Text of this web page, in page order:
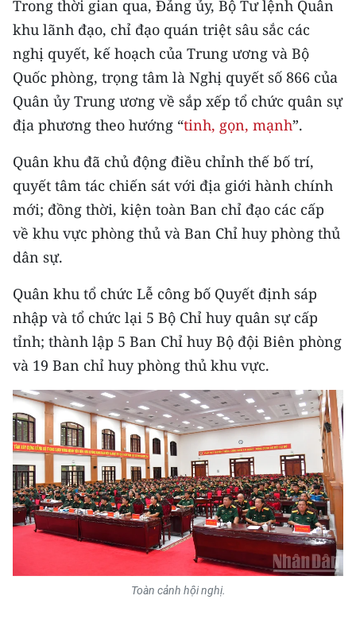
KIỂM CHỨNG THÔNG TIN
TRI THỨC CHUYÊN SÂU
54 DÂN TỘC VIỆT NAM
MỘT SẢN PHẨM
RADIO
MEDIA CENTER
E-Magazine
Video
Media Chính trị
Media Kinh tế
Media Văn hóa
Media Xã hội
Media Pháp luật
Media Du lịch
Trong thời gian qua, Đảng ủy, Bộ Tư lệnh Quân
khu lãnh đạo, chỉ đạo quán triệt sâu sắc các
nghị quyết, kế hoạch của Trung ương và Bộ
Quốc phòng, trọng tâm là Nghị quyết số 866 của
Quân ủy Trung ương về sắp xếp tổ chức quân sự
địa phương theo hướng “tinh, gọn, mạnh”.
Quân khu đã chủ động điều chỉnh thế bố trí,
quyết tâm tác chiến sát với địa giới hành chính
mới; đồng thời, kiện toàn Ban chỉ đạo các cấp
về khu vực phòng thủ và Ban Chỉ huy phòng thủ
dân sự.
Quân khu tổ chức Lễ công bố Quyết định sáp
nhập và tổ chức lại 5 Bộ Chỉ huy quân sự cấp
tỉnh; thành lập 5 Ban Chỉ huy Bộ đội Biên phòng
và 19 Ban chỉ huy phòng thủ khu vực.
Toàn cảnh hội nghị.